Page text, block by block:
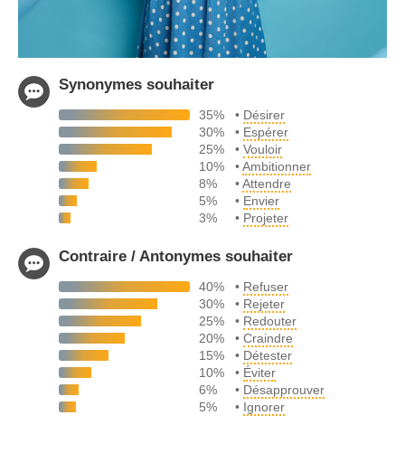
Synonymes souhaiter
35% • Désirer
30%
• Espérer
25%
•Vouloir
10%
•Ambitionner
8%
•Attendre
5%
• Envier
3%
• Projeter
Contraire / Antonymes souhaiter
40% • Refuser
30%
• Rejeter
25%
• Redouter
20%
•Craindre
15%
• Détester
10%
• Éviter
6%
• Désapprouver
5%
• Ignorer